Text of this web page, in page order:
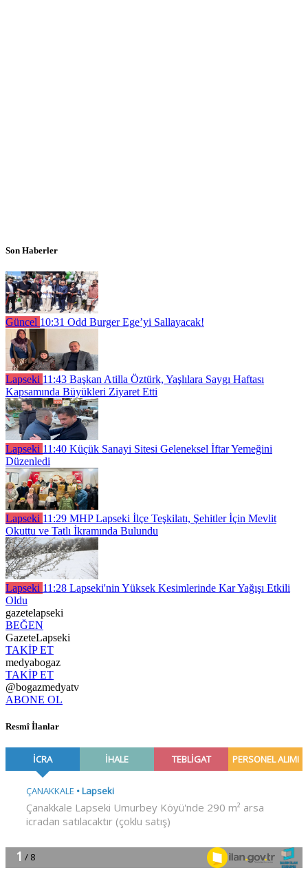
Son Haberler
Güncel 10:31 Odd Burger Ege’yi Sallayacak!
Lapseki 11:43 Başkan Atilla Öztürk, Yaşlılara Saygı Haftası
Kapsamında Büyükleri Ziyaret Etti
Lapseki 11:40 Küçük Sanayi Sitesi Geleneksel İftar Yemeğini
Düzenledi
Lapseki 11:29 MHP Lapseki İlçe Teşkilatı, Şehitler İçin Mevlit
Okuttu ve Tatlı İkramında Bulundu
Lapseki 11:28 Lapseki'nin Yüksek Kesimlerinde Kar Yağışı Etkili
Oldu
gazetelapseki
BEĞEN
GazeteLapseki
TAKİP ET
medyabogaz
TAKİP ET
@bogazmedyatv
ABONE OL
Resmî İlanlar